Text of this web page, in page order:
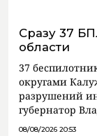
Сразу 37
области
37
округами
разрушений
губернатор
08/08/2026 20:53